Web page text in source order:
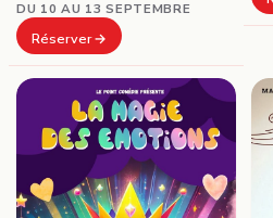
DU 10 AU 13 SEPTEMBRE
Réserver